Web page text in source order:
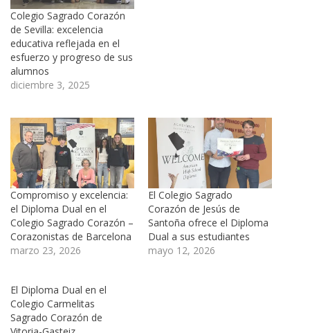
Colegio Sagrado Corazón
de Sevilla: excelencia
educativa reflejada en el
esfuerzo y progreso de sus
alumnos
diciembre 3, 2025
Compromiso y excelencia:
el Diploma Dual en el
Colegio Sagrado Corazón –
Corazonistas de Barcelona
marzo 23, 2026
El Colegio Sagrado
Corazón de Jesús de
Santoña ofrece el Diploma
Dual a sus estudiantes
mayo 12, 2026
El Diploma Dual en el
Colegio Carmelitas
Sagrado Corazón de